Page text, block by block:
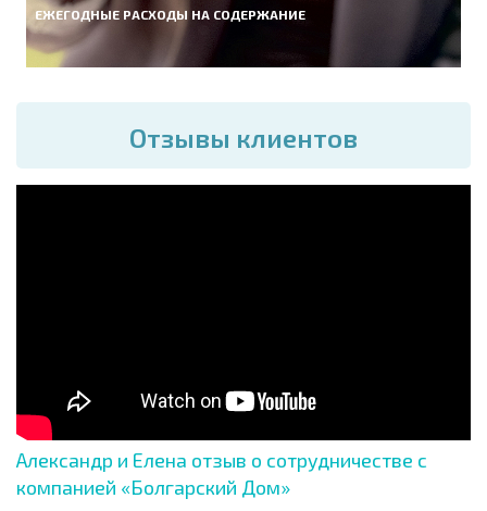
ЕЖЕГОДНЫЕ РАСХОДЫ НА СОДЕРЖАНИЕ
Отзывы клиентов
Александр и Елена отзыв о сотрудничестве с
компанией «Болгарский Дом»